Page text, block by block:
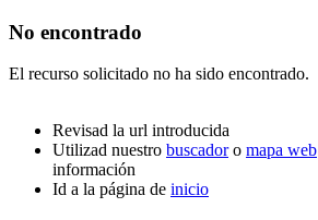
No encontrado
El recurso solicitado no ha sido encontrado.
Revisad la url introducida
Utilizad nuestro buscadoro mapa web
información
Id a la página de inicio